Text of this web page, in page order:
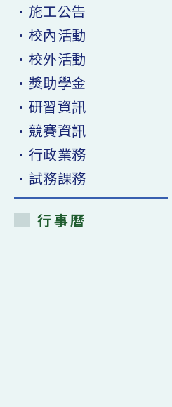
•施工公告
•校內活動
•校外活動
•獎助學金
•研習資訊
•競賽資訊
•行政業務
•試務課務
行事曆